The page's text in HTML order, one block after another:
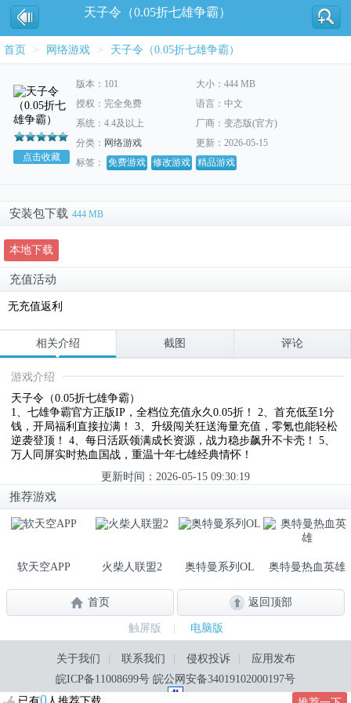
天子令（0.05折七雄争霸）
首页 > 网络游戏 > 天子令（0.05折七雄争霸）
点击收藏
版本：101
大小：444 MB
授权：完全免费
语言：中文
系统：4.4及以上
厂商：变态版(官方)
分类： 网络游戏
更新：2026-05-15
标签：
免费游戏 修改游戏 精品游戏
安装包下载 444 MB
本地下载
充值活动
无充值返利
0
相关介绍 截图 评论
游戏介绍
天子令（0.05折七雄争霸）
1、七雄争霸官方正版IP，全档位充值永久0.05折！ 2、首充低至1分
钱，开局福利直接拉满！ 3、升级闯关狂送海量充值，零氪也能轻松
逆袭登顶！ 4、每日活跃领满成长资源，战力稳步飙升不卡壳！ 5、
万人同屏实时热血国战，重温十年七雄经典情怀！
更新时间：2026-05-15 09:30:19
推荐游戏
软天空APP 火柴人联盟2 奥特曼系列OL 奥特曼热血英雄
首页 返回顶部
触屏版 电脑版
关于我们 联系我们 侵权投诉
应用发布
皖ICP备11008699号 皖公网安备34019102000197号